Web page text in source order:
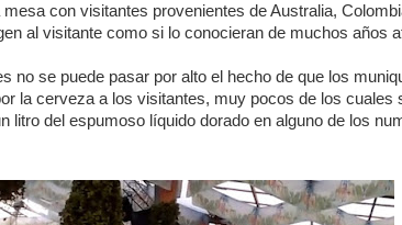
con visitantes provenientes de Australia,
al visitante como si lo conocieran de muchos años
no se puede pasar por alto el hecho de que los
la cerveza a los visitantes, muy pocos de los cuales
litro del espumoso líquido dorado en alguno de los